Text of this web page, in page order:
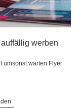
werben
umsonst warten Flyer